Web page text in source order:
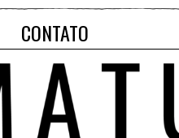
CONTATO